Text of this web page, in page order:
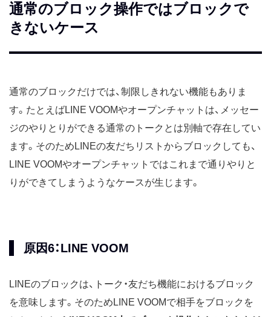
通常のブロック操作ではブロックで
きないケース
通常のブロックだけでは、制限しきれない機能もありま
す。たとえばLINE VOOMやオープンチャットは、メッセー
ジのやりとりができる通常のトークとは別軸で存在してい
ます。そのためLINEの友だちリストからブロックしても、
LINE VOOMやオープンチャットではこれまで通りやりと
りができてしまうようなケースが生じます。
原因6：LINE VOOM
LINEのブロックは、トーク・友だち機能におけるブロック
を意味します。そのためLINE VOOMで相手をブロックを